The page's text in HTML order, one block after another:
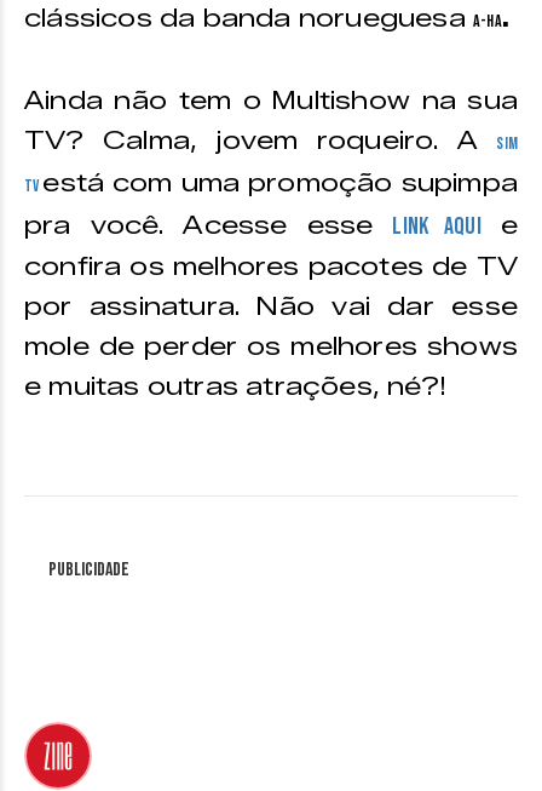
clássicos da banda norueguesaA-HA.
Ainda não tem o Multishow na sua
TV? Calma, jovem roqueiro. A
SIM
TV está com uma promoção supimpa
pra você. Acesse esse link aquie
confira os melhores pacotes de TV
por assinatura. Não vai dar esse
mole de perder os melhores shows
e muitas outras atrações, né?!
Publicidade